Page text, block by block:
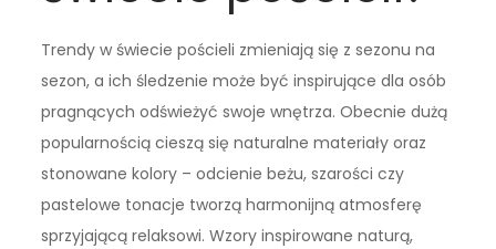
Trendy w świecie pościeli zmieniają się z sezonu na
sezon, a ich śledzenie może być inspirujące dla osób
pragnących odświeżyć swoje wnętrza. Obecnie dużą
popularnością cieszą się naturalne materiały oraz
stonowane kolory – odcienie beżu, szarości czy
pastelowe tonacje tworzą harmonijną atmosferę
sprzyjającą relaksowi. Wzory inspirowane naturą,